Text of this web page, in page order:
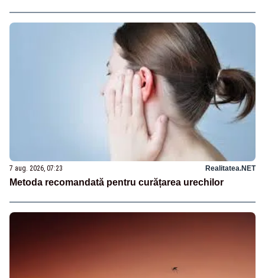
7 aug. 2026, 07:23 Realitatea.NET
Metoda recomandată pentru curățarea urechilor